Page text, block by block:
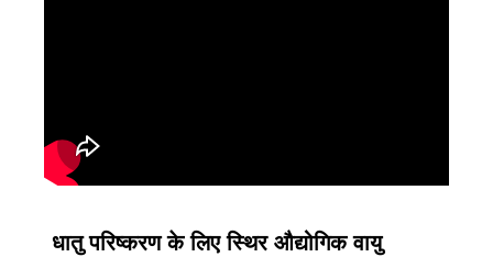
धातु परिष्करण के लिए स्थिर औद्योगिक वायु